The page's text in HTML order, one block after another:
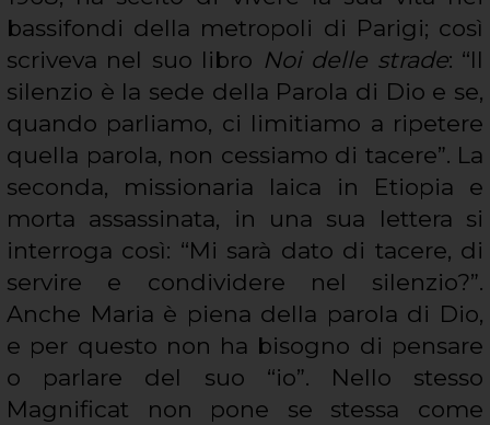
bassifondi della metropoli di Parigi; così
scriveva nel suo libro Noi delle strade: “Il
silenzio è la sede della Parola di Dio e se,
quando parliamo, ci limitiamo a ripetere
quella parola, non cessiamo di tacere”. La
seconda, missionaria laica in Etiopia e
morta assassinata, in una sua lettera si
interroga così: “Mi sarà dato di tacere, di
servire e condividere nel silenzio?”.
Anche Maria è piena della parola di Dio,
e per questo non ha bisogno di pensare
o parlare del suo “io”. Nello stesso
Magnificat non pone se stessa come